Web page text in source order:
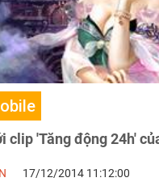
clip 'Tăng động 24h'
17/12/2014 11:12:00